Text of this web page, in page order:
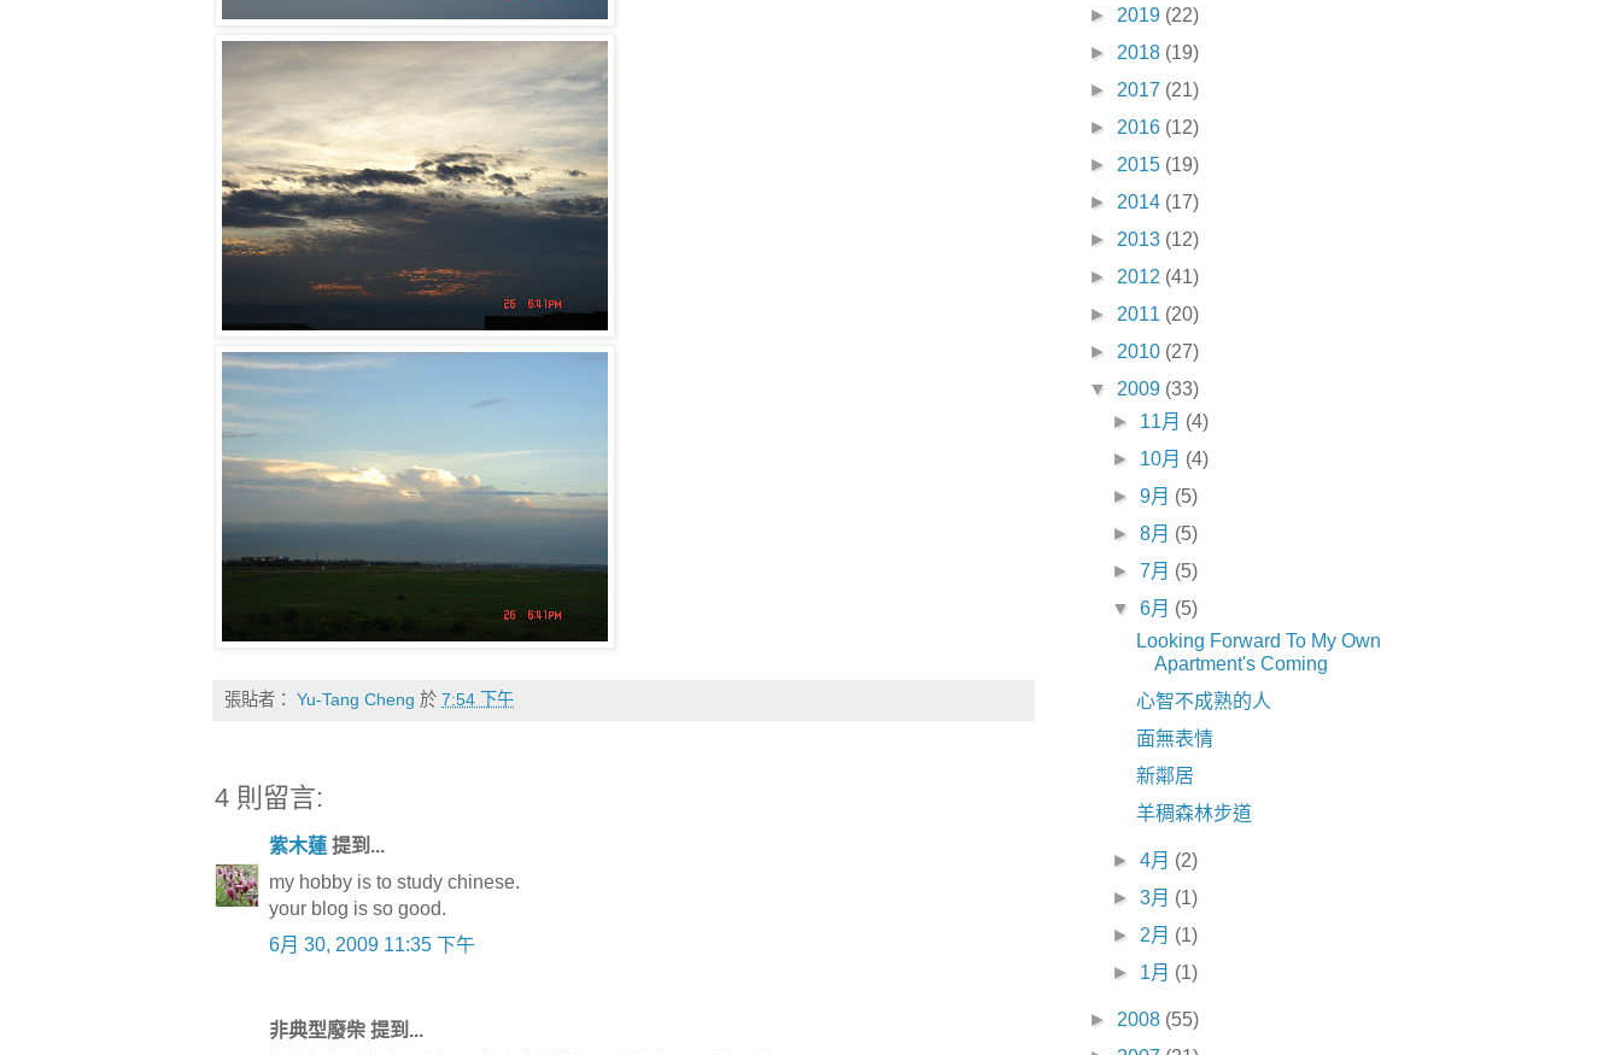
張貼者： Yu-Tang Cheng 於 7:54 下午
4 則留言:
紫木蓮 提到...
my hobby is to study chinese.
your blog is so good.
6月 30, 2009 11:35 下午
非典型廢柴 提到...
► 2019 (22)
► 2018 (19)
► 2017 (21)
► 2016 (12)
► 2015 (19)
► 2014 (17)
► 2013 (12)
► 2012 (41)
► 2011 (20)
► 2010 (27)
▼ 2009 (33)
► 11月 (4)
► 10月 (4)
►9月 (5)
►8月 (5)
►7月 (5)
▼6月 (5)
Looking Forward To My Own
Apartment's Coming
心智不成熟的人
面無表情
新鄰居
羊稠森林步道
►4月 (2)
►3月 (1)
► 2月 (1)
► 1月 (1)
► 2008 (55)